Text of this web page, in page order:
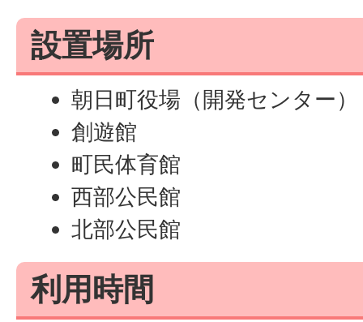
設置場所
朝日町役場（開発センター）
創遊館
町民体育館
西部公民館
北部公民館
利用時間